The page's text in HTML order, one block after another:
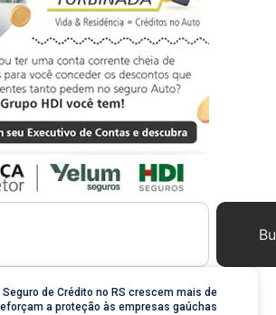
de Crédito no RS crescem mais de
a proteção às empresas gaúchas